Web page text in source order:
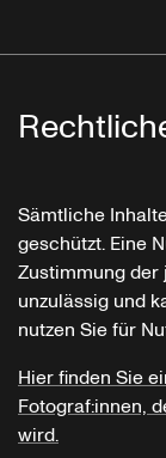
Sämtliche
geschützt. Eine
Zustimmung
unzulässig und
nutzen Sie für
Hier finden Sie
Fotograf:innen,
wird.